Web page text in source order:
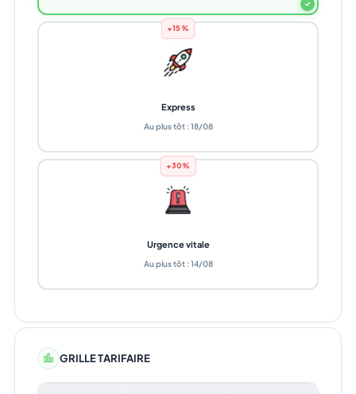
✓
+15%
Express
Au plus tôt : 18/08
+30%
Urgence vitale
Au plus tôt : 14/08
GRILLE TARIFAIRE